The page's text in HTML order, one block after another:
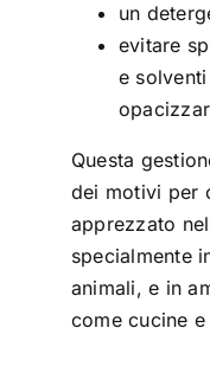
un
evitare
e
Questa
dei motivi per
apprezzato
specialmente
animali, e in
come cucine